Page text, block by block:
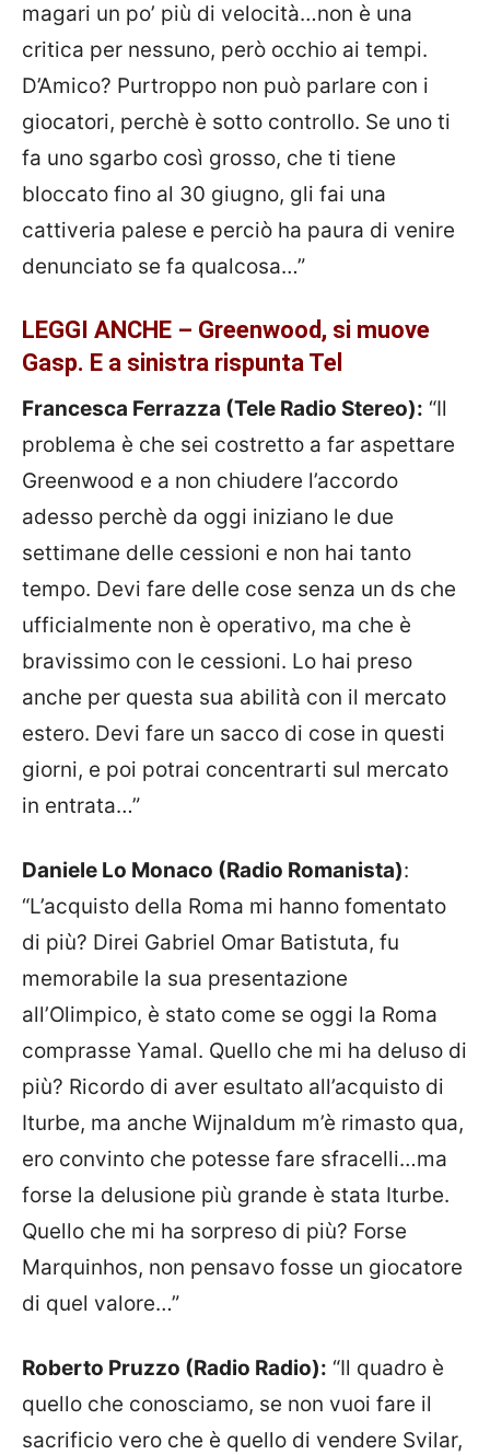
magari un po’ più di velocità…non è una
critica per nessuno, però occhio ai tempi.
D’Amico? Purtroppo non può parlare con i
giocatori, perchè è sotto controllo. Se uno ti
fa uno sgarbo così grosso, che ti tiene
bloccato fino al 30 giugno, gli fai una
cattiveria palese e perciò ha paura di venire
denunciato se fa qualcosa…”
LEGGI ANCHE – Greenwood, si muove
Gasp. E a sinistra rispunta Tel
Francesca Ferrazza (Tele Radio Stereo): “Il
problema è che sei costretto a far aspettare
Greenwood e a non chiudere l’accordo
adesso perchè da oggi iniziano le due
settimane delle cessioni e non hai tanto
tempo. Devi fare delle cose senza un ds che
ufficialmente non è operativo, ma che è
bravissimo con le cessioni. Lo hai preso
anche per questa sua abilità con il mercato
estero. Devi fare un sacco di cose in questi
giorni, e poi potrai concentrarti sul mercato
in entrata…”
Daniele Lo Monaco (Radio Romanista):
“L’acquisto della Roma mi hanno fomentato
di più? Direi Gabriel Omar Batistuta, fu
memorabile la sua presentazione
all’Olimpico, è stato come se oggi la Roma
comprasse Yamal. Quello che mi ha deluso di
più? Ricordo di aver esultato all’acquisto di
Iturbe, ma anche Wijnaldum m’è rimasto qua,
ero convinto che potesse fare sfracelli…ma
forse la delusione più grande è stata Iturbe.
Quello che mi ha sorpreso di più? Forse
Marquinhos, non pensavo fosse un giocatore
di quel valore…”
Roberto Pruzzo (Radio Radio): “Il quadro è
quello che conosciamo, se non vuoi fare il
sacrificio vero che è quello di vendere Svilar,